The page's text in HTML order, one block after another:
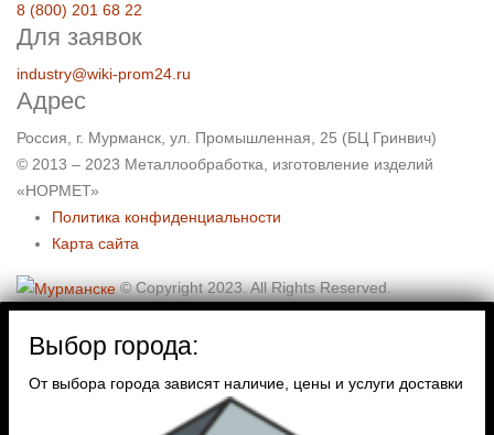
8 (800) 201 68 22
Для заявок
industry@wiki-prom24.ru
Адрес
Россия, г. Мурманск, ул. Промышленная, 25 (БЦ Гринвич)
© 2013 – 2023 Металлообработка, изготовление изделий
«НОРМЕТ»
Политика конфиденциальности
Карта сайта
© Copyright 2023. All Rights Reserved.
Выбор города:
От выбора города зависят наличие, цены и услуги доставки